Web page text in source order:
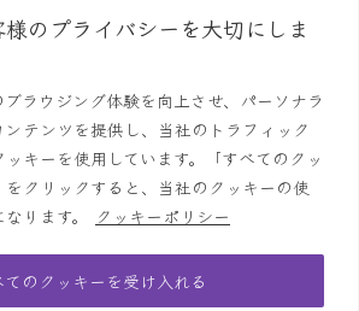
のプライバシーを大切にしま
ラウジング体験を向上させ、パーソナラ
テンツを提供し、当社のトラフィック
キーを使用しています。「すべてのクッ
クリックすると、当社のクッキーの使
ります。
クッキーポリシー
てのクッキーを受け入れる